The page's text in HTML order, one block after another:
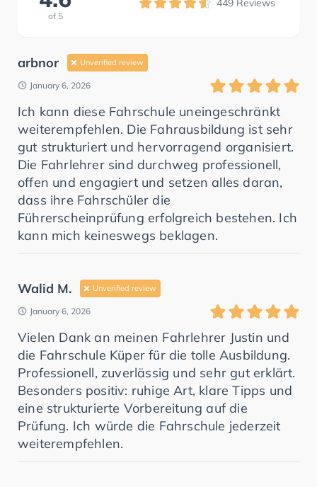
of 5
449 Reviews
arbnor Unverified review
January 6, 2026
Ich kann diese Fahrschule uneingeschränkt
weiterempfehlen. Die Fahrausbildung ist sehr
gut strukturiert und hervorragend organisiert.
Die Fahrlehrer sind durchweg professionell,
offen und engagiert und setzen alles daran,
dass ihre Fahrschüler die
Führerscheinprüfung erfolgreich bestehen. Ich
kann mich keineswegs beklagen.
Walid M. Unverified review
January 6, 2026
Vielen Dank an meinen Fahrlehrer Justin und
die Fahrschule Küper für die tolle Ausbildung.
Professionell, zuverlässig und sehr gut erklärt.
Besonders positiv: ruhige Art, klare Tipps und
eine strukturierte Vorbereitung auf die
Prüfung. Ich würde die Fahrschule jederzeit
weiterempfehlen.